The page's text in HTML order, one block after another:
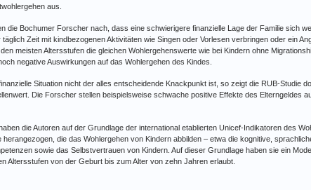
aus.
die Bochumer Forscher nach, dass eine schwierigere finanzielle Lage der Familie sich
täglich Zeit mit kindbezogenen Aktivitäten wie Singen oder Vorlesen verbringen oder ein
meisten Altersstufen die gleichen Wohlergehenswerte wie bei Kindern ohne
negative Auswirkungen auf das Wohlergehen des Kindes.
Situation nicht der alles entscheidende Knackpunkt ist, so zeigt die RUB-Studie
Die Forscher stellen beispielsweise schwache positive Effekte des Elterngeldes
die Autoren auf der Grundlage der international etablierten Unicef-Indikatoren des
herangezogen, die das Wohlergehen von Kindern abbilden – etwa die kognitive,
sowie das Selbstvertrauen von Kindern. Auf dieser Grundlage haben sie ein
Altersstufen von der Geburt bis zum Alter von zehn Jahren erlaubt.